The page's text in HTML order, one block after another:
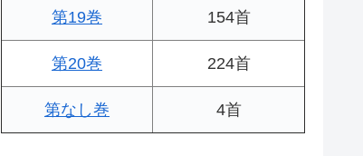
第19巻 154首
第20巻 224首
第なし巻 4首